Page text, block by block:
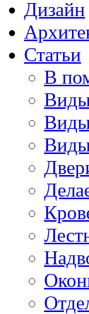
Дизайн
Статьи
В
Виды